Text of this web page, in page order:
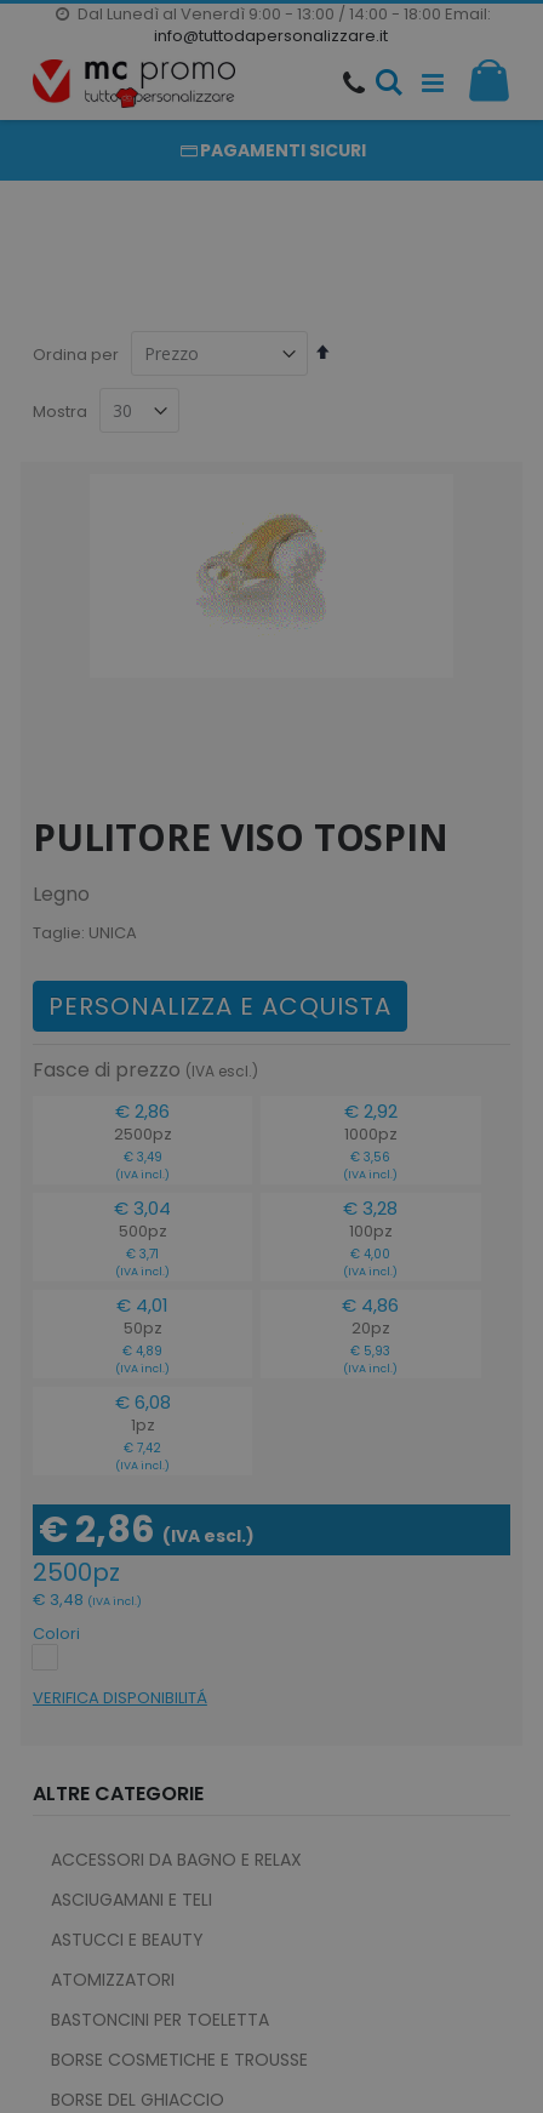
Dal Lunedì al Venerdì 9:00 - 13:00 / 14:00 - 18:00 Email:
info@tuttodapersonalizzare.it
Salta
al
contenuto
20000 PRODOTTI
PRODOTTI COMPLETAMENTE PERSONALIZZABILI
PAGAMENTI SICURI
Ordina per
Mostra
PULITORE VISO TOSPIN
Legno
Taglie: UNICA
PERSONALIZZA E ACQUISTA
Fasce di prezzo (IVA escl.)
€ 2,86
2500pz
€ 3,49
(IVA incl.)
€ 2,92
1000pz
€ 3,56
(IVA incl.)
€ 3,04
500pz
€ 3,71
(IVA incl.)
€ 3,28
100pz
€ 4,00
(IVA incl.)
€ 4,01
50pz
€ 4,89
(IVA incl.)
€ 4,86
20pz
€ 5,93
(IVA incl.)
€ 6,08
1pz
€ 7,42
(IVA incl.)
€ 2,86 (IVA escl.)
2500pz
€ 3,48 (IVA incl.)
Colori
VERIFICA DISPONIBILITÁ
ALTRE CATEGORIE
ACCESSORI DA BAGNO E RELAX
ASCIUGAMANI E TELI
ASTUCCI E BEAUTY
ATOMIZZATORI
BASTONCINI PER TOELETTA
BORSE COSMETICHE E TROUSSE
BORSE DEL GHIACCIO